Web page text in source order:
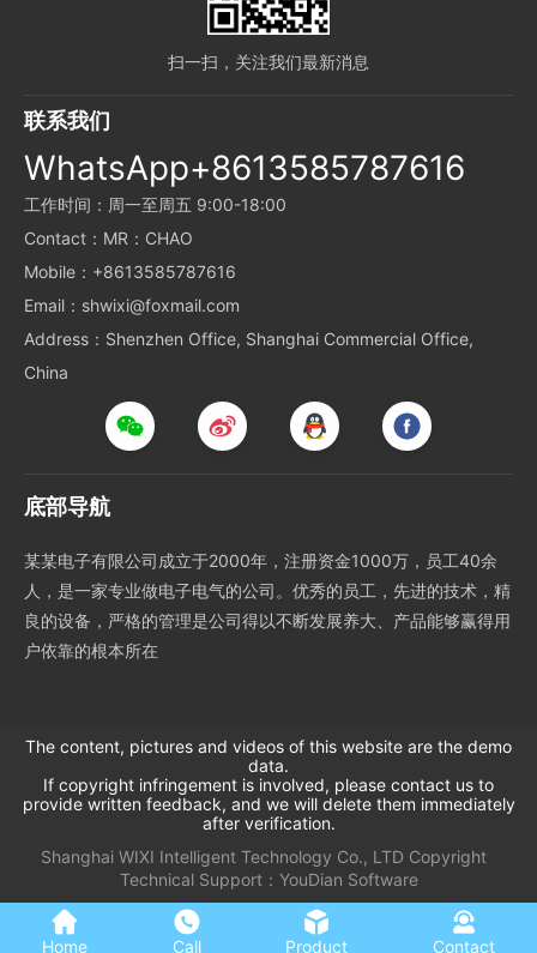
扫一扫，关注我们最新消息
联系我们
WhatsApp+8613585787616
工作时间：周一至周五 9:00-18:00
Contact：MR：CHAO
Mobile：+8613585787616
Email：shwixi@foxmail.com
Address：Shenzhen Office, Shanghai Commercial Office,
China
底部导航
某某电子有限公司成立于2000年，注册资金1000万，员工40余
人，是一家专业做电子电气的公司。优秀的员工，先进的技术，精
良的设备，严格的管理是公司得以不断发展养大、产品能够赢得用
户依靠的根本所在
The content, pictures and videos of this website are the demo
data.
If copyright infringement is involved, please contact us to
provide written feedback, and we will delete them immediately
after verification.
Shanghai WIXI Intelligent Technology Co., LTD Copyright
Technical Support： YouDian Software
Home Call Product Contact